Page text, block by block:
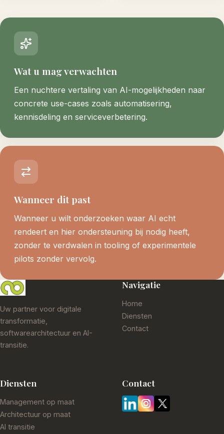
Wat u mag verwachten
Een nuchtere vertaling van AI-mogelijkheden naar
concrete use-cases zoals automatisering,
kennisdeling en serviceverbetering.
Wanneer dit past
Wanneer u wilt onderzoeken waar AI echt
rendeert en hier ondersteuning bij nodig heeft,
zonder te verdwalen in tooling of experimentele
pilots zonder vervolg.
Uw partner voor digitale
transformatie,
softwarearchitectuur en AI-
transitie.
Navigatie
Home
Diensten
Contact
Diensten
Management op maat
Architectuur op maat
AI transitie
Contact